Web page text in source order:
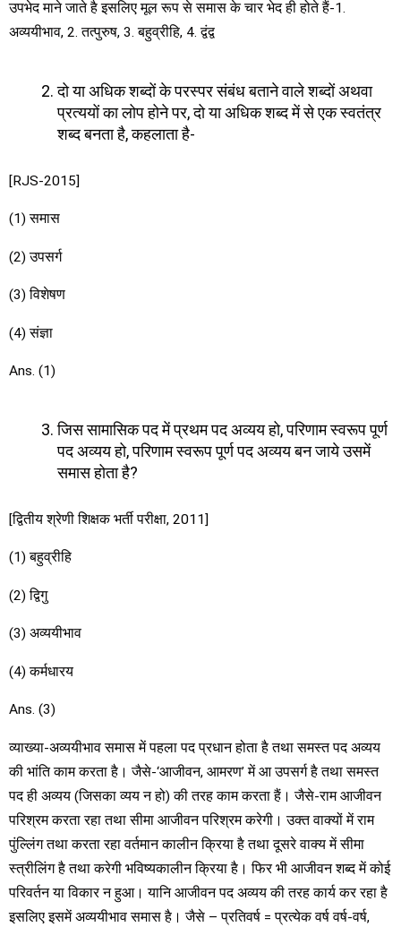
उपभेद माने जाते है इसलिए मूल रूप से समास के चार भेद ही होते हैं-1.
अव्ययीभाव, 2. तत्पुरुष, 3. बहुव्रीहि, 4. द्वंद्व
दो या अधिक शब्दों के परस्पर संबंध बताने वाले शब्दों अथवा
प्रत्ययों का लोप होने पर, दो या अधिक शब्द में से एक स्वतंत्र
शब्द बनता है, कहलाता है-
[RJS-2015]
(1) समास
(2) उपसर्ग
(3) विशेषण
(4) संज्ञा
Ans. (1)
जिस सामासिक पद में प्रथम पद अव्यय हो, परिणाम स्वरूप पूर्ण
पद अव्यय हो, परिणाम स्वरूप पूर्ण पद अव्यय बन जाये उसमें
समास होता है?
[द्वितीय श्रेणी शिक्षक भर्ती परीक्षा, 2011]
(1) बहुव्रीहि
(2) द्विगु
(3) अव्ययीभाव
(4) कर्मधारय
Ans. (3)
व्याख्या-अव्ययीभाव समास में पहला पद प्रधान होता है तथा समस्त पद अव्यय
की भांति काम करता है। जैसे-‘आजीवन, आमरण’ में आ उपसर्ग है तथा समस्त
पद ही अव्यय (जिसका व्यय न हो) की तरह काम करता हैं। जैसे-राम आजीवन
परिश्रम करता रहा तथा सीमा आजीवन परिश्रम करेगी। उक्त वाक्यों में राम
पुंल्लिंग तथा करता रहा वर्तमान कालीन क्रिया है तथा दूसरे वाक्य में सीमा
स्त्रीलिंग है तथा करेगी भविष्यकालीन क्रिया है। फिर भी आजीवन शब्द में कोई
परिवर्तन या विकार न हुआ। यानि आजीवन पद अव्यय की तरह कार्य कर रहा है
इसलिए इसमें अव्ययीभाव समास है। जैसे – प्रतिवर्ष = प्रत्येक वर्ष वर्ष-वर्ष,